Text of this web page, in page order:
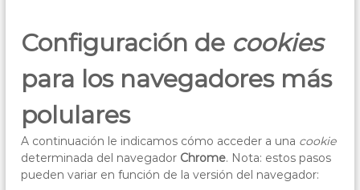
Configuración de cookies
para los navegadores más
polulares
A continuación le indicamos cómo acceder a una cookie
determinada del navegador Chrome. Nota: estos pasos
pueden variar en función de la versión del navegador: